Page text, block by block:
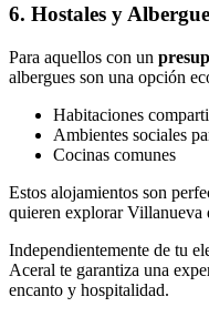
6. Hostales y
Para aquellos con un
albergues son una opción
Habitaciones
Ambientes sociales
Cocinas comunes
Estos alojamientos son
quieren explorar Villanueva
Independientemente de tu
Aceral te garantiza una
encanto y hospitalidad.